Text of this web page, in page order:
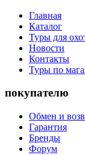
Главная
Каталог
Туры для
Новости
Контакты
Туры по
покупателю
Обмен и
Гарантия
Бренды
Форум